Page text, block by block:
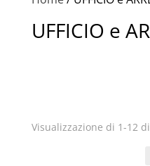
UFFICIO e
Visualizzazione di 1-12